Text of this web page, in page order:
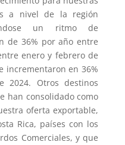
a nivel de la región
un ritmo de
de 36% por año entre
enero y febrero de
incrementaron en 36%
2024. Otros destinos
han consolidado como
oferta exportable,
Rica, países con los
Comerciales, y que